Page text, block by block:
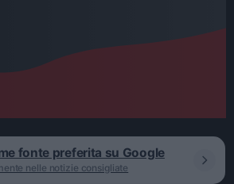
fonte preferita su Google
nelle notizie consigliate